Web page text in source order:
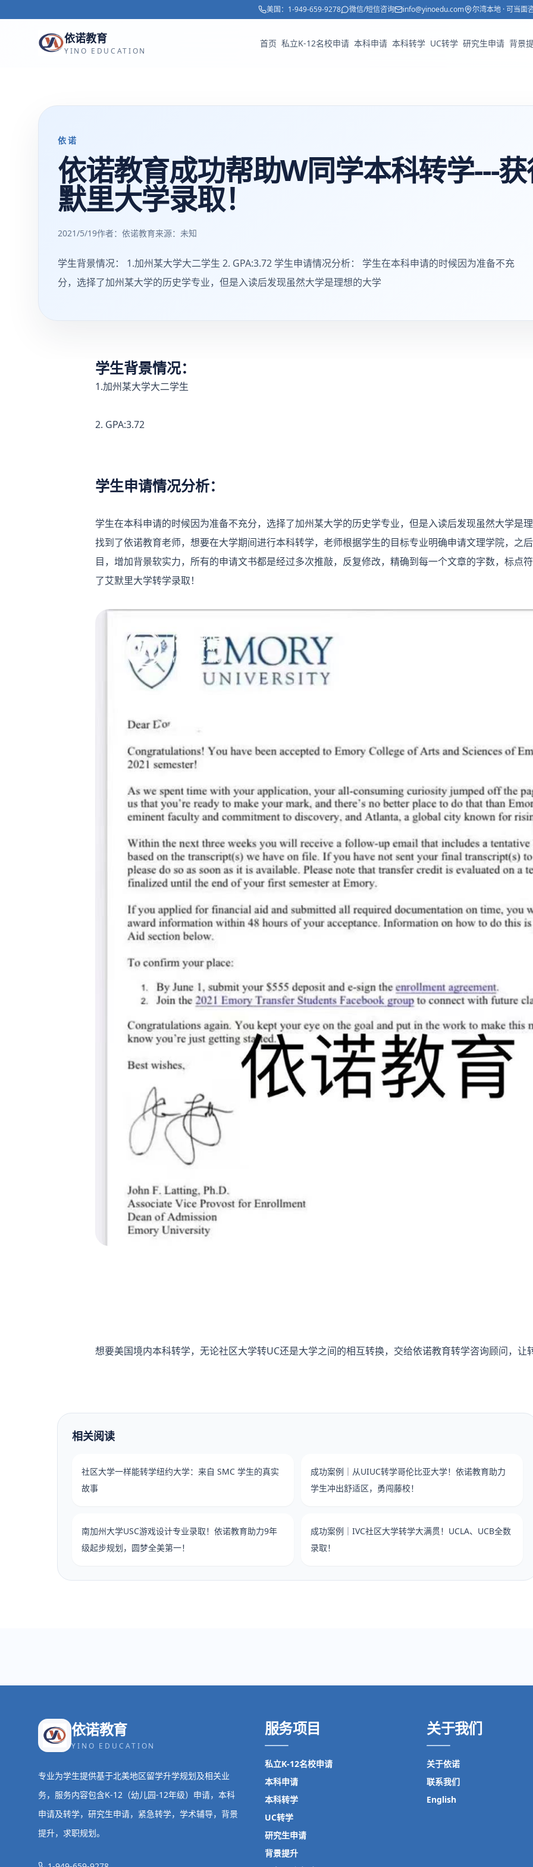
跳转到主要内容
美国： 1-949-659-9278 微信/短信咨询 info@yinoedu.com 尔湾本地 · 可当面
依诺教育
YINO EDUCATION
首页 私立K-12名校申请 本科申请 本科转学 UC转学 研究生申请 背景
依诺
依诺教育成功帮助W同学本科转学---
默里大学录取！
2021/5/19作者：依诺教育来源： 未知
学生背景情况： 1.加州某大学大二学生 2. GPA:3.72 学生申请情况分析： 学生在本科申请的时候因为准备不充
分，选择了加州某大学的历史学专业，但是入读后发现虽然大学是理想的大学
学生背景情况：
1.加州某大学大二学生
2. GPA:3.72
学生申请情况分析：
学生在本科申请的时候因为准备不充分，选择了加州某大学的历史学专业，但是入读后发现虽然大学是
找到了依诺教育老师，想要在大学期间进行本科转学，老师根据学生的目标专业明确申请文理学院，之
目，增加背景软实力，所有的申请文书都是经过多次推敲，反复修改，精确到每一个文章的字数，标点
了艾默里大学转学录取！
想要美国境内本科转学，无论社区大学转UC还是大学之间的相互转换，交给依诺教育转学咨询顾问，让
相关阅读
社区大学一样能转学纽约大学：来自 SMC 学生的真实
故事
成功案例｜从UIUC转学哥伦比亚大学！依诺教育助力
学生冲出舒适区，勇闯藤校！
南加州大学USC游戏设计专业录取！依诺教育助力9年
级起步规划，圆梦全美第一！
成功案例｜IVC社区大学转学大满贯！UCLA、UCB全数
录取！
依诺教育
YINO EDUCATION
专业为学生提供基于北美地区留学升学规划及相关业
务，服务内容包含K-12（幼儿园-12年级）申请，本科
申请及转学，研究生申请，紧急转学，学术辅导，背景
提升，求职规划。
服务项目
私立K-12名校申请
本科申请
本科转学
UC转学
研究生申请
背景提升
关于我们
关于依诺
联系我们
English